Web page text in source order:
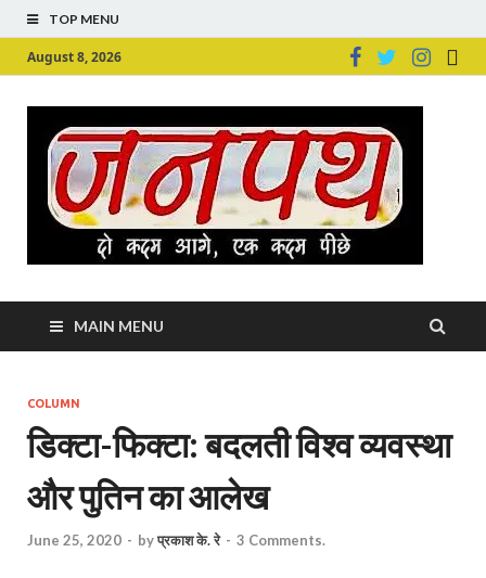
TOP MENU
August 8, 2026
MAIN MENU
COLUMN
डिक्टा-फिक्टा: बदलती विश्व व्यवस्था
और पुतिन का आलेख
June 25, 2020 - byप्रकाश के. रे - 3 Comments.